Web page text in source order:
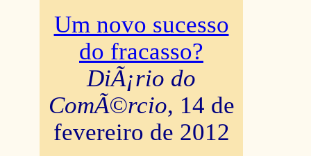
Um novo sucesso
do fracasso?
DiÃ¡rio do
ComÃ©rcio, 14 de
fevereiro de 2012